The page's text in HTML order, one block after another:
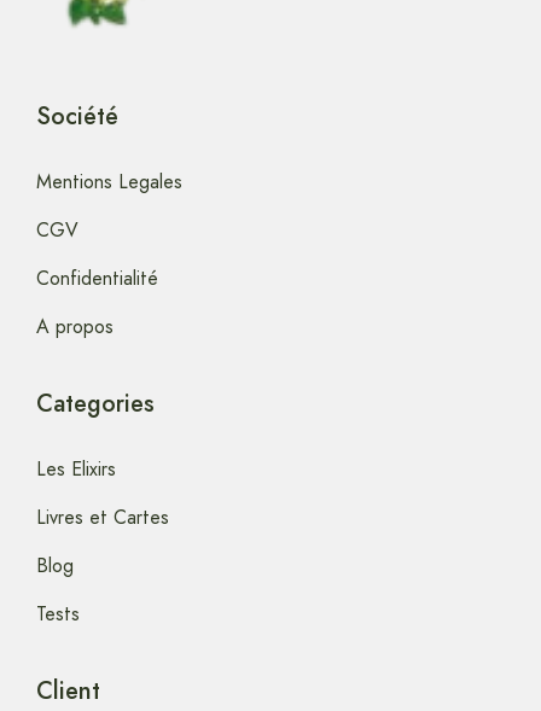
Société
Mentions Legales
CGV
Confidentialité
A propos
Categories
Les Elixirs
Livres et Cartes
Blog
Tests
Client